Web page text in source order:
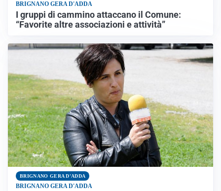
BRIGNANO GERA D'ADDA
I gruppi di cammino attaccano il Comune:
“Favorite altre associazioni e attività”
BRIGNANO GERA D'ADDA
BRIGNANO GERA D'ADDA